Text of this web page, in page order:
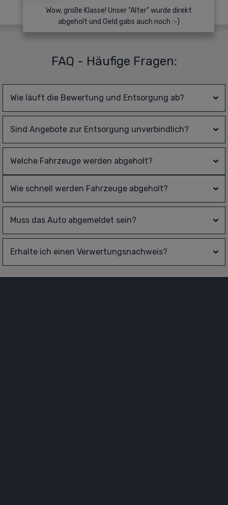
Wow, große Klasse! Unser "Alter" wurde direkt
abgeholt und Geld gabs auch noch :-)
FAQ - Häufige Fragen:
Wie läuft die Bewertung und Entsorgung ab?
Sind Angebote zur Entsorgung unverbindlich?
Welche Fahrzeuge werden abgeholt?
Wie schnell werden Fahrzeuge abgeholt?
Muss das Auto abgemeldet sein?
Erhalte ich einen Verwertungsnachweis?